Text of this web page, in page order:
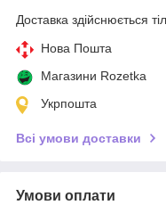
Доставка здійснюється
Нова Пошта
Магазини Rozetka
Укрпошта
Всі умови доставки
Умови оплати